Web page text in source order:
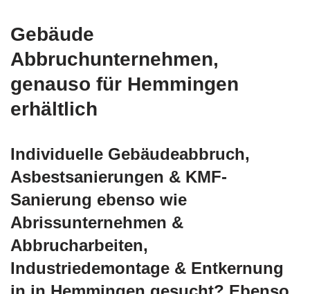
Gebäude
Abbruchunternehmen,
genauso für Hemmingen
erhältlich
Individuelle Gebäudeabbruch,
Asbestsanierungen & KMF-
Sanierung ebenso wie
Abrissunternehmen &
Abbrucharbeiten,
Industriedemontage & Entkernung